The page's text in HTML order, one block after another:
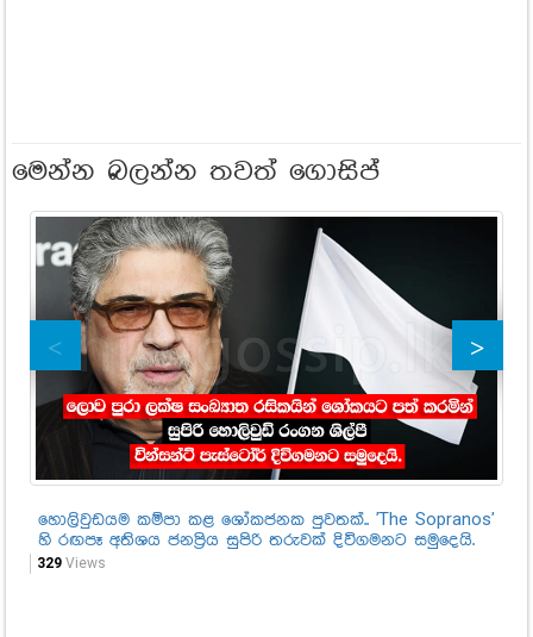
මෙන්න බලන්න තවත් ගොසිප්
හොලිවුඩයම කම්පා කළ ශෝකජනක පුවතක්.. 'The Sopranos'
හි රඟපෑ අතිශය ජනප්‍රිය සුපිරි තරුවක් දිවිගමනට සමුදෙයි.
329 Views